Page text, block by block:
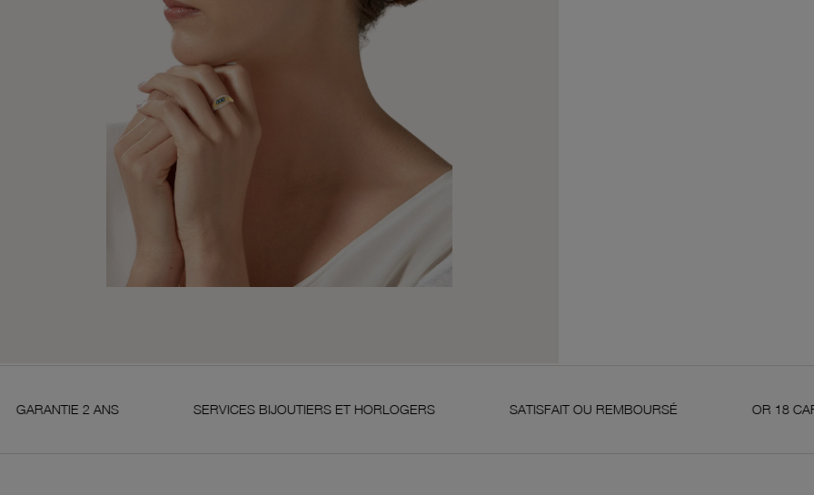
SERVICES BIJOUTIERS ET HORLOGERS SATISFAIT OU REMBOURSÉ OR 18 CARATS 750